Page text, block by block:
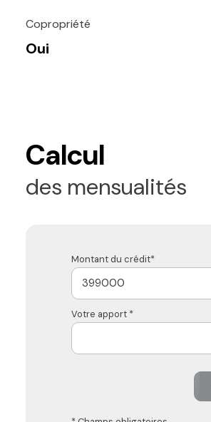
Copropriété
Oui
Calcul
des mensualités
Montant du crédit*
Votre apport *